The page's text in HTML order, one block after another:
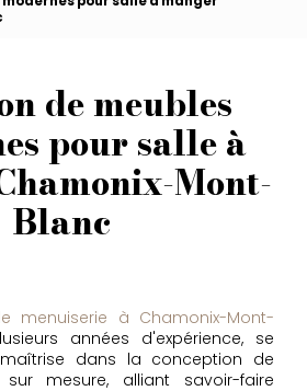
de meubles
pour salle à
Mont-
Blanc
menuiserie à Chamonix-Mont-
années d'expérience, se
dans la conception de
mesure, alliant savoir-faire